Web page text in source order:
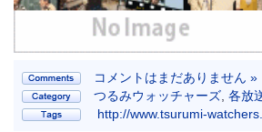
コメントはまだありません »
つるみウォッチャーズ 各放
http://www.tsurumi-